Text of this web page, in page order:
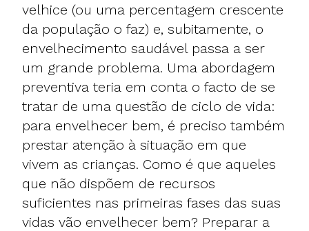
velhice (ou uma percentagem crescente
da população o faz) e, subitamente, o
envelhecimento saudável passa a ser
um grande problema. Uma abordagem
preventiva teria em conta o facto de se
tratar de uma questão de ciclo de vida:
para envelhecer bem, é preciso também
prestar atenção à situação em que
vivem as crianças. Como é que aqueles
que não dispõem de recursos
suficientes nas primeiras fases das suas
vidas vão envelhecer bem? Preparar a